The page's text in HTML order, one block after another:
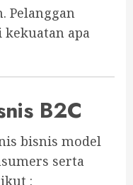
Pelanggan
apa
B2C
bisnis model
serta
: